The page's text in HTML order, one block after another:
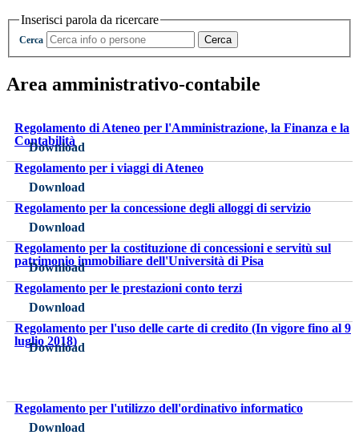
Inserisci parola da ricercare
Cerca Cerca
Area amministrativo-contabile
Regolamento di Ateneo per l'Amministrazione, la Finanza e la
Contabilità
Download
Regolamento per i viaggi di Ateneo
Download
Regolamento per la concessione degli alloggi di servizio
Download
Regolamento per la costituzione di concessioni e servitù sul
patrimonio immobiliare dell'Università di Pisa
Download
Regolamento per le prestazioni conto terzi
Download
Regolamento per l'uso delle carte di credito (In vigore fino al 9
luglio 2018)
Download
Regolamento per l'utilizzo dell'ordinativo informatico
Download